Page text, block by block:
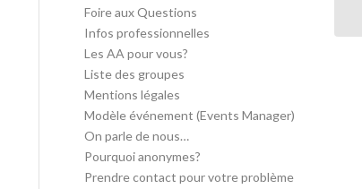
Foire aux Questions
Infos professionnelles
Les AA pour vous?
Liste des groupes
Mentions légales
Modèle événement (Events Manager)
On parle de nous…
Pourquoi anonymes?
Prendre contact pour votre problème